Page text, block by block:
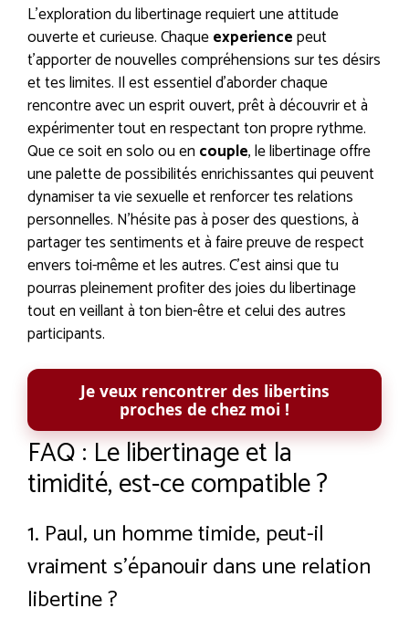
L’exploration du libertinage requiert une attitude
ouverte et curieuse. Chaqueexperiencepeut
t’apporter de nouvelles compréhensions sur tes désirs
et tes limites. Il est essentiel d’aborder chaque
rencontre avec un esprit ouvert, prêt à découvrir et à
expérimenter tout en respectant ton propre rythme.
Que ce soit en solo ou en couple, le libertinage offre
une palette de possibilités enrichissantes qui peuvent
dynamiser ta vie sexuelle et renforcer tes relations
personnelles. N’hésite pas à poser des questions, à
partager tes sentiments et à faire preuve de respect
envers toi-même et les autres. C’est ainsi que tu
pourras pleinement profiter des joies du libertinage
tout en veillant à ton bien-être et celui des autres
participants.
Je veux rencontrer des libertins
proches de chez moi !
FAQ : Le libertinage et la
timidité, est-ce compatible ?
1. Paul, un homme timide, peut-il
vraiment s’épanouir dans une relation
libertine ?